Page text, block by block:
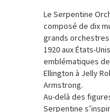
Le Serpentine
composé de dix
grands
1920 aux États-
emblématiques
Ellington à Jelly
Armstrong.
Au-delà des
Serpentine